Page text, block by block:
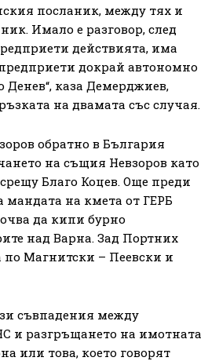
посланик, между тях и
Имало е разговор, след
действията, има
докрай автономно
Денев“, каза Демерджиев,
на двамата със случая.
обратно в България
на същия Невзоров като
Благо Коцев. Още преди
мандата на кмета от ГЕРБ
да кипи бурно
над Варна. Зад Портних
по Магнитски – Пеевски и
съвпадения между
и разгръщането на имотната
или това, което говорят